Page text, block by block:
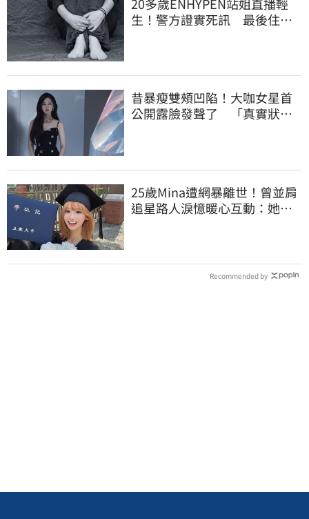
生！警方證實死訊 最後住處
昔暴瘦雙頰凹陷！大咖女星首
公開露臉發聲了 「真實狀
25歲Mina遭網暴離世！曾並肩
追星路人淚憶暖心互動：她真
Recommended by